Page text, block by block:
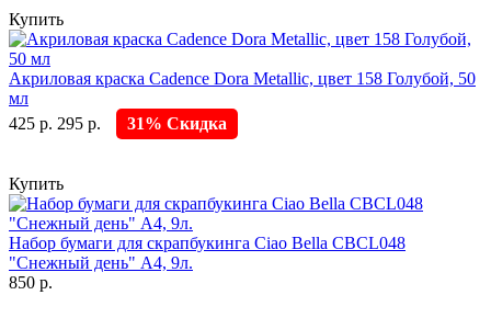
Купить
Акриловая краска Cadence Dora Metallic, цвет 158 Голубой, 50
мл
425 р. 295 р. 31% Скидка
Купить
Набор бумаги для скрапбукинга Ciao Bella CBCL048
"Снежный день" А4, 9л.
850 р.